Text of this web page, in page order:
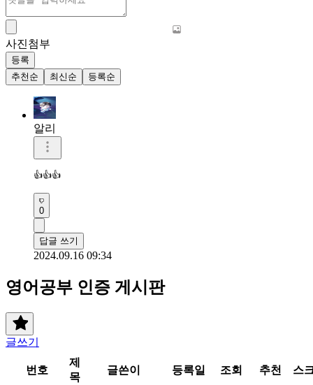
사진첨부
등록
추천순
최신순 등록순
알리
👍👍👍
0
답글 쓰기
2024.09.16 09:34
영어공부 인증 게시판
글쓰기
번호
제
목
글쓴이 등록일 조회 추천 스